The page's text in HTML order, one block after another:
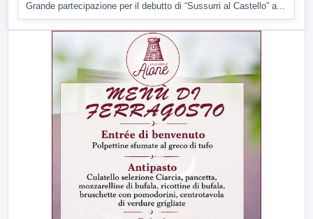
Grande partecipazione per il debutto di “Sussurri al Castello” a...